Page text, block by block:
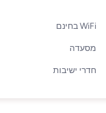
WiFi בחינם
מסעדה
חדרי ישיבות